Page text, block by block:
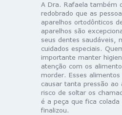
A Dra. Rafaela também
redobrado que as
aparelhos ortodônticos
aparelhos são
seus dentes saudáveis,
cuidados especiais.
importante manter
atenção com os
morder. Esses
causar tanta pressão ao
risco de soltar os
é a peça que fica colada
finalizou.